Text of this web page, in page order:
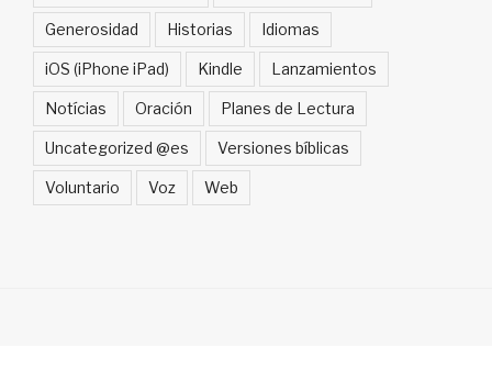
Generosidad Historias Idiomas
iOS (iPhone iPad) Kindle Lanzamientos
Notícias Oración Planes de Lectura
Uncategorized @es Versiones bíblicas
Voluntario Voz Web